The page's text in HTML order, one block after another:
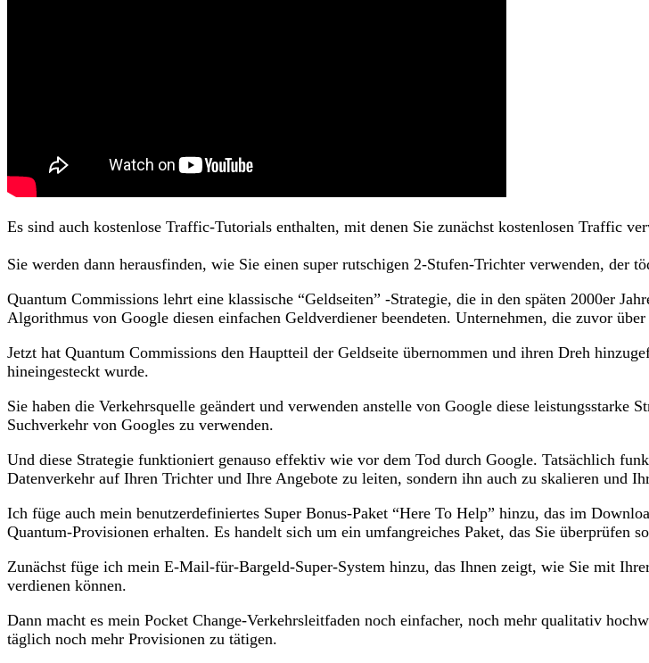
Es sind auch kostenlose Traffic-Tutorials enthalten, mit denen Sie zunächst kostenlosen Traffic
Sie werden dann herausfinden, wie Sie einen super rutschigen 2-Stufen-Trichter verwenden, der
Quantum Commissions lehrt eine klassische “Geldseiten” -Strategie, die in den späten 2000er
Algorithmus von Google diesen einfachen Geldverdiener beendeten. Unternehmen, die zuvor
Jetzt hat Quantum Commissions den Hauptteil der Geldseite übernommen und ihren Dreh
hineingesteckt wurde.
Sie haben die Verkehrsquelle geändert und verwenden anstelle von Google diese
Suchverkehr von Googles zu verwenden.
Und diese Strategie funktioniert genauso effektiv wie vor dem Tod durch Google. Tatsächlich
Datenverkehr auf Ihren Trichter und Ihre Angebote zu leiten, sondern ihn auch zu skalieren und
Ich füge auch mein benutzerdefiniertes Super Bonus-Paket “Here To Help” hinzu, das im
Quantum-Provisionen erhalten. Es handelt sich um ein umfangreiches Paket, das Sie
Zunächst füge ich mein E-Mail-für-Bargeld-Super-System hinzu, das Ihnen zeigt, wie Sie mit
verdienen können.
Dann macht es mein Pocket Change-Verkehrsleitfaden noch einfacher, noch mehr qualitativ
täglich noch mehr Provisionen zu tätigen.